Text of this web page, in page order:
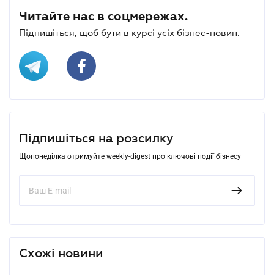
Читайте нас в соцмережах.
Підпишіться, щоб бути в курсі усіх бізнес-новин.
Підпишіться на розсилку
Щопонеділка отримуйте weekly-digest про ключові події бізнесу
Схожі новини